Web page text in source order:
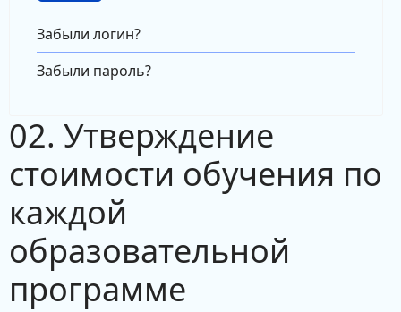
Забыли логин?
Забыли пароль?
02. Утверждение
стоимости обучения по
каждой
образовательной
программе